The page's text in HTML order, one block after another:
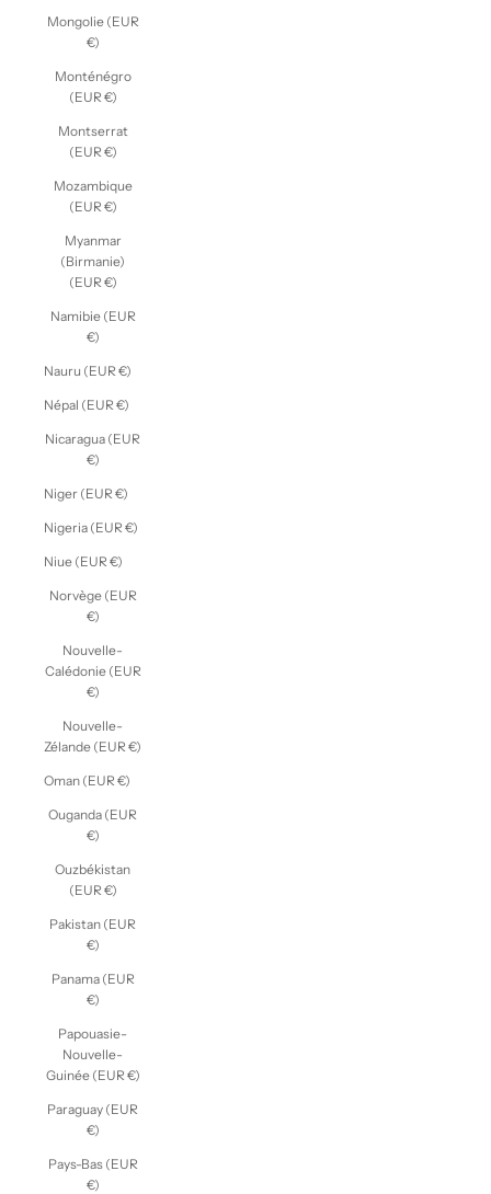
Mongolie (EUR
€)
Monténégro
(EUR €)
Montserrat
(EUR €)
Mozambique
(EUR €)
Myanmar
(Birmanie)
(EUR €)
Namibie (EUR
€)
Nauru (EUR €)
Népal (EUR €)
Nicaragua (EUR
€)
Niger (EUR €)
Nigeria (EUR €)
Niue (EUR €)
Norvège (EUR
€)
Nouvelle-
Calédonie (EUR
€)
Nouvelle-
Zélande (EUR €)
Oman (EUR €)
Ouganda (EUR
€)
Ouzbékistan
(EUR €)
Pakistan (EUR
€)
Panama (EUR
€)
Papouasie-
Nouvelle-
Guinée (EUR €)
Paraguay (EUR
€)
Pays-Bas (EUR
€)